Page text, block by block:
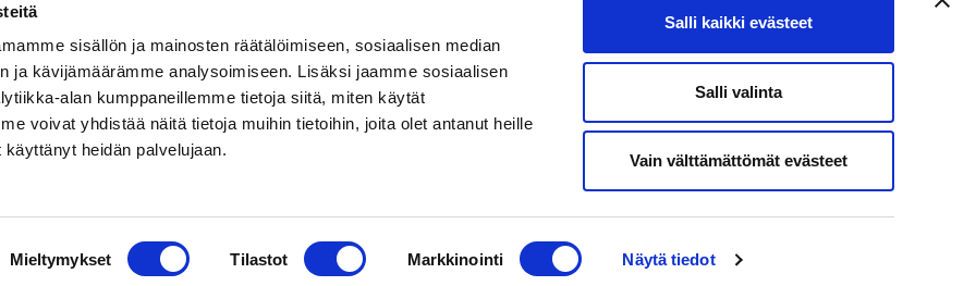
sisällön ja mainosten räätälöimiseen, sosiaalisen median
ja kävijämäärämme analysoimiseen. Lisäksi jaamme sosiaalisen
alan kumppaneillemme tietoja siitä, miten käytät
voivat yhdistää näitä tietoja muihin tietoihin, joita olet antanut heille
heidän palvelujaan.
Mieltymykset Tilastot Markkinointi Näytä tiedot
Salli kaikki evästeet
Salli valinta
Vain välttämättömät evästeet
mailbox@ebmpapst.fi
Varasto ebm-papst Oy
Vitikka 6
02630 Espoo
Ota yhteyttä
Toimitusehdot ja palautukset